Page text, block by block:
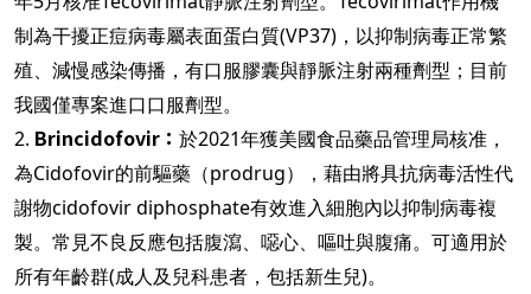
制為干擾正痘病毒屬表面蛋白質(VP37)，以抑制病毒正常繁
殖、減慢感染傳播，有口服膠囊與靜脈注射兩種劑型；目前
我國僅專案進口口服劑型。
2. Brincidofovir： 於2021年獲美國食品藥品管理局核准，
為Cidofovir的前驅藥（prodrug），藉由將具抗病毒活性代
謝物cidofovir diphosphate有效進入細胞內以抑制病毒複
製。常見不良反應包括腹瀉、噁心、嘔吐與腹痛。可適用於
所有年齡群(成人及兒科患者，包括新生兒)。